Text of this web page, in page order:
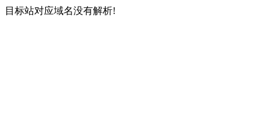
目标站对应域名没有解析!